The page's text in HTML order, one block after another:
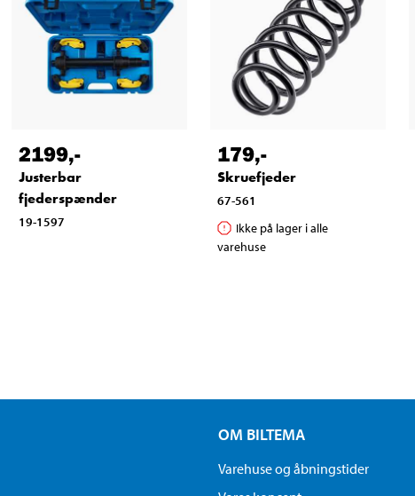
2199,-
Justerbar
fjederspænder
19-1597
179,-
Skruefjeder
67-561
Ikke på lager i alle
varehuse
OM BILTEMA
Varehuse og åbningstider